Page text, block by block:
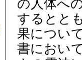
の人体へ
するとと
果につい
書におい